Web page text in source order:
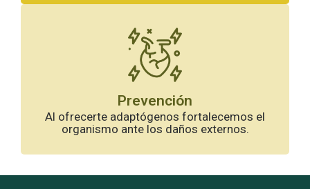
Prevención
Al ofrecerte adaptógenos fortalecemos el
organismo ante los daños externos.